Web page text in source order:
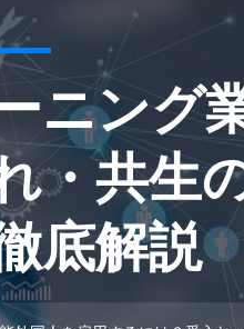
ニング
・共生
底解説